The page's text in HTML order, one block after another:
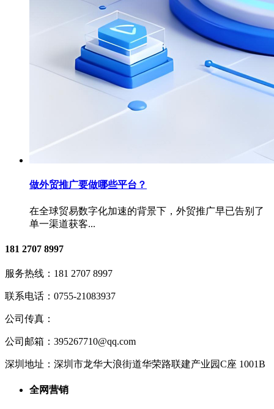
做外贸推广要做哪些平台？
在全球贸易数字化加速的背景下，外贸推广早已告别了
单一渠道获客...
181 2707 8997
服务热线： 181 2707 8997
联系电话： 0755-21083937
公司传真：
公司邮箱： 395267710@qq.com
深圳地址： 深圳市龙华大浪街道华荣路联建产业园C座 1001B
全网营销